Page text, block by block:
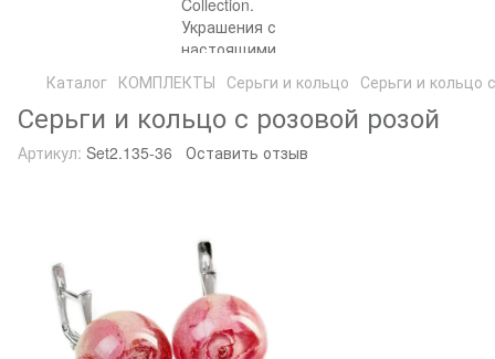
Каталог КОМПЛЕКТЫ Серьги и кольцо Серьги и кольцо
Серьги и кольцо с розовой розой
Артикул: Set2.135-36 Оставить отзыв